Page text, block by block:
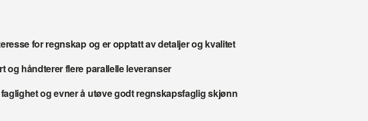
for regnskap og er opptatt av detaljer og kvalitet
og håndterer flere parallelle leveranser
og evner å utøve godt regnskapsfaglig skjønn